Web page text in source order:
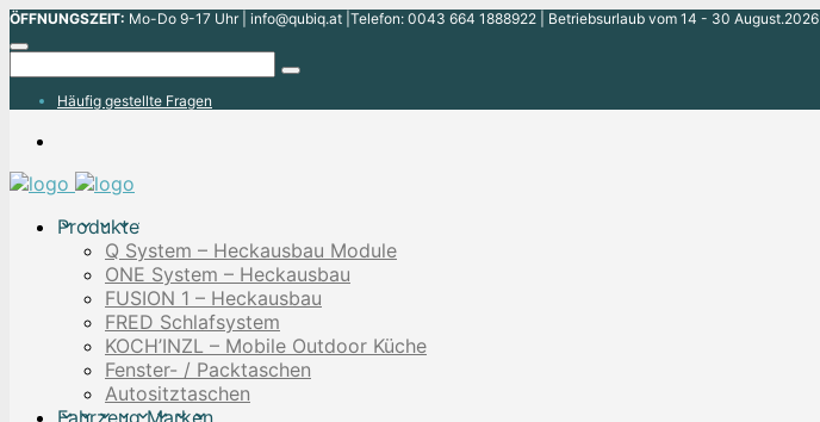
ÖFFNUNGSZEIT: Mo-Do 9-17 Uhr | info@qubiq.at |Telefon: 0043 664 1888922 | Betriebsurlaub vom 14 - 30 August.2026
Häufig gestellte Fragen
Produkte
Q System – Heckausbau Module
ONE System – Heckausbau
FUSION 1 – Heckausbau
FRED Schlafsystem
KOCH’INZL – Mobile Outdoor Küche
Fenster- / Packtaschen
Autositztaschen
Fahrzeug Marken